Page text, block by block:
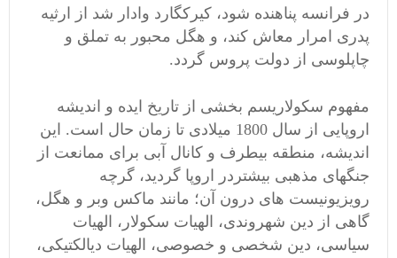
در فرانسه پناهنده شود، کیرکگارد وادار شد از ارثیه
پدری امرار معاش کند، و هگل محبور به تملق و
چاپلوسی از دولت پروس گردد.
مفهوم سکولاریسم بخشی از تاریخ ایده و اندیشه
اروپایی از سال 1800 میلادی تا زمان حال است. این
اندیشه، منطقه بیطرف و کانال آبی برای ممانعت از
جنگهای مذهبی بیشتردر اروپا گردید، گرچه
رویزیونیست های درون آن؛ مانند ماکس وبر و هگل،
گاهی از دین شهروندی، الهیات سکولار، الهیات
سیاسی، دین شخصی و خصوصی، الهیات دیالکتیکی،